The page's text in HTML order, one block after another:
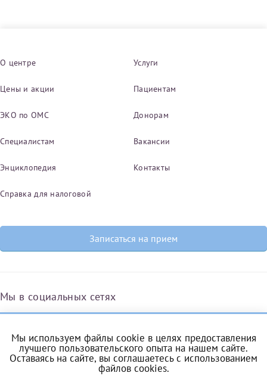
О центре Услуги
Цены и акции Пациентам
ЭКО по ОМС Донорам
Специалистам Вакансии
Энциклопедия Контакты
Справка для налоговой
Записаться на прием
Мы в социальных сетях
Вконтакте ОдноклассникиЯндекс.Дзен Telegram Max
Мы используем файлы cookie в целях предоставления
лучшего пользовательского опыта на нашем сайте.
Оставаясь на сайте, вы соглашаетесь с использованием
файлов cookies.